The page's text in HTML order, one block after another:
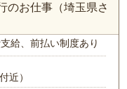
のお仕事（埼玉県さ
支給、前払い制度あり
近）